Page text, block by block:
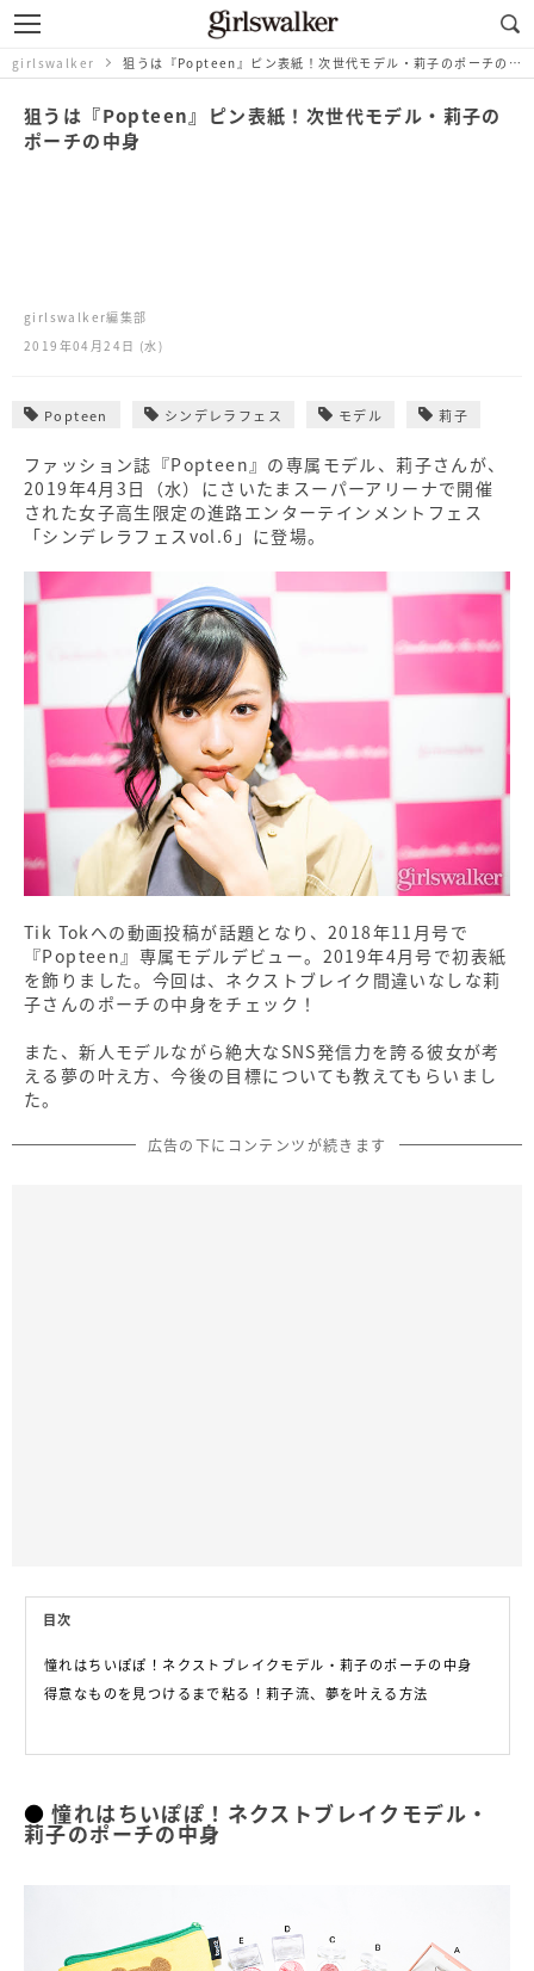
girlswalker 狙うは『Popteen』ピン表紙！次世代モデル・莉子のポーチの中身
狙うは『Popteen』ピン表紙！次世代モデル・莉子の
ポーチの中身
girlswalker編集部
2019年04月24日 (水)
Popteen シンデレラフェス モデル 莉子
ファッション誌『Popteen』の専属モデル、莉子さんが、
2019年4月3日（水）にさいたまスーパーアリーナで開催
された女子高生限定の進路エンターテインメントフェス
「シンデレラフェスvol.6」に登場。
Tik Tokへの動画投稿が話題となり、2018年11月号で
『Popteen』専属モデルデビュー。2019年4月号で初表紙
を飾りました。今回は、ネクストブレイク間違いなしな莉
子さんのポーチの中身をチェック！
また、新人モデルながら絶大なSNS発信力を誇る彼女が考
える夢の叶え方、今後の目標についても教えてもらいまし
た。
広告の下にコンテンツが続きます
目次
憧れはちいぽぽ！ネクストブレイクモデル・莉子のポーチの中身
得意なものを見つけるまで粘る！莉子流、夢を叶える方法
憧れはちいぽぽ！ネクストブレイクモデル・
莉子のポーチの中身